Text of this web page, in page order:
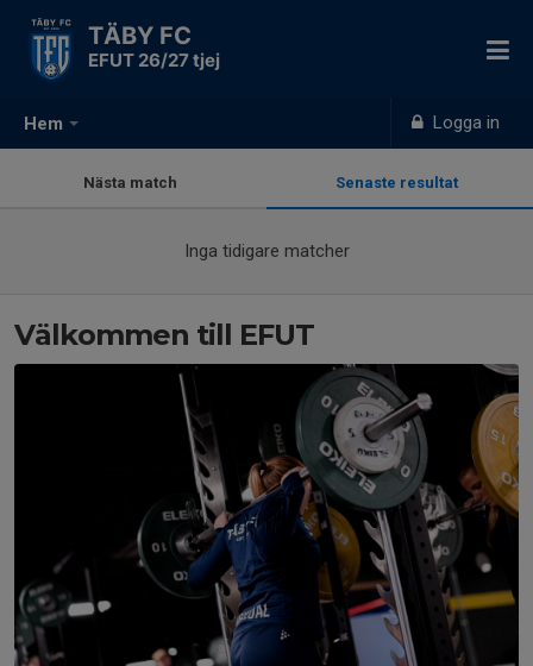
Hem Logga in
TÄBY FC
EFUT 26/27 tjej
Nästa match Senaste resultat
Inga tidigare matcher
Välkommen till EFUT